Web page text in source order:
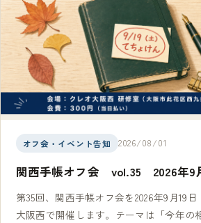
オフ会・イベント告知 2026/08/01
関西手帳オフ会 vol.35 2026年9
第35回、関西手帳オフ会を2026年9月19
大阪西で開催します。テーマは「今年の